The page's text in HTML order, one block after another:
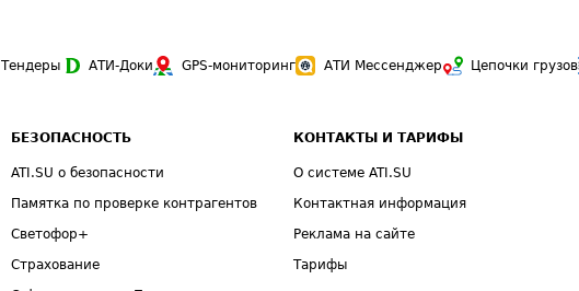
Тендеры АТИ-Доки GPS-мониторинг АТИ Мессенджер Цепочки грузов
БЕЗОПАСНОСТЬ
ATI.SU о безопасности
Памятка по проверке контрагентов
Светофор+
Страхование
КОНТАКТЫ И ТАРИФЫ
О системе ATI.SU
Контактная информация
Реклама на сайте
Тарифы